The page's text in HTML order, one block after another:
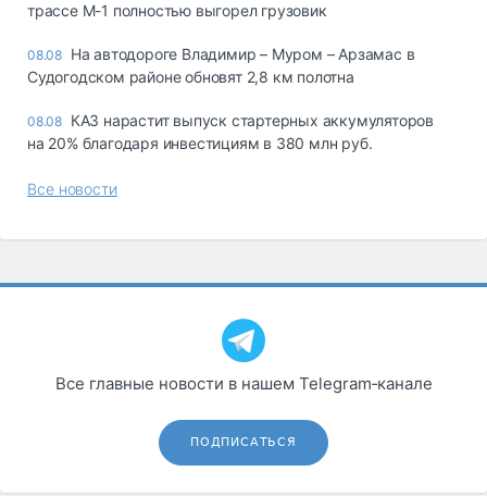
трассе М-1 полностью выгорел грузовик
08.08 На автодороге Владимир – Муром – Арзамас в
Судогодском районе обновят 2,8 км полотна
08.08 КАЗ нарастит выпуск стартерных аккумуляторов
на 20% благодаря инвестициям в 380 млн руб.
Все новости
Все главные новости в нашем Telegram‑канале
ПОДПИСАТЬСЯ